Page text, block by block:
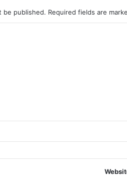
be published. Required fields are